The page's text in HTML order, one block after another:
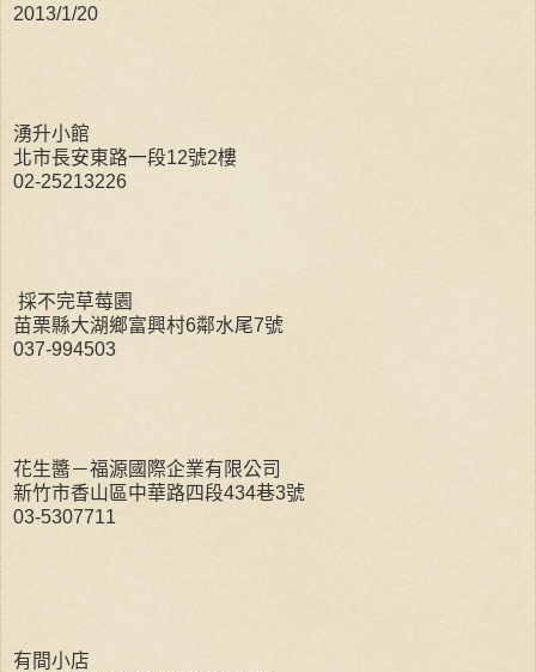
2013/1/20
湧升小館
北市長安東路一段12號2樓
02-25213226
採不完草莓園
苗栗縣大湖鄉富興村6鄰水尾7號
037-994503
花生醬－福源國際企業有限公司
新竹市香山區中華路四段434巷3號
03-5307711
有間小店